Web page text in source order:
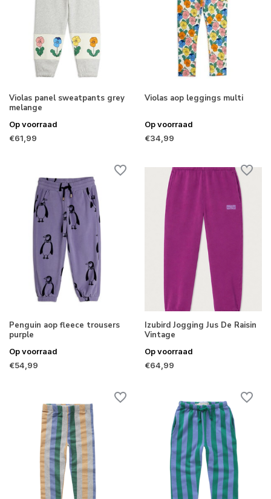
Violas panel sweatpants grey
melange
Op voorraad
€61,99
Violas aop leggings multi
Op voorraad
€34,99
Penguin aop fleece trousers
purple
Op voorraad
€54,99
Izubird Jogging Jus De Raisin
Vintage
Op voorraad
€64,99